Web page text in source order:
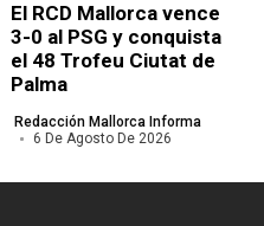
El RCD Mallorca vence
3-0 al PSG y conquista
el 48 Trofeu Ciutat de
Palma
Redacción Mallorca Informa
6 De Agosto De 2026